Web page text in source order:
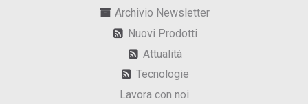
Archivio Newsletter
Nuovi Prodotti
Attualità
Tecnologie
Lavora con noi